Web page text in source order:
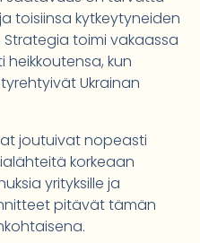
toisiinsa kytkeytyneiden
toimi vakaassa
kun
Ukrainan
joutuivat nopeasti
korkeaan
yrityksille ja
pitävät tämän